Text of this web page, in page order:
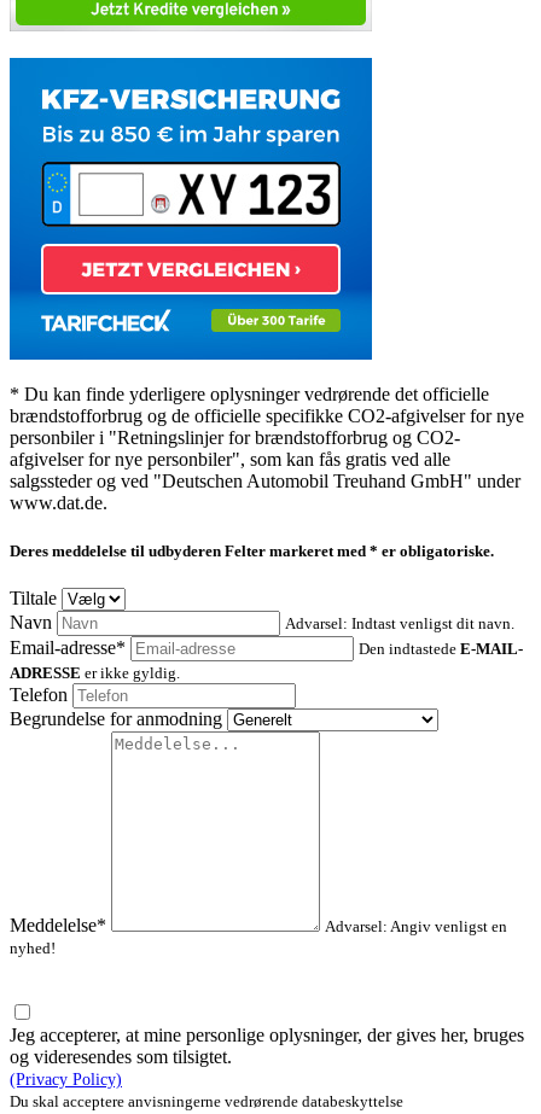
* Du kan finde yderligere oplysninger vedrørende det officielle
brændstofforbrug og de officielle specifikke CO2-afgivelser for nye
personbiler i "Retningslinjer for brændstofforbrug og CO2-
afgivelser for nye personbiler", som kan fås gratis ved alle
salgssteder og ved "Deutschen Automobil Treuhand GmbH" under
www.dat.de.
Deres meddelelse til udbyderen Felter markeret med * er obligatoriske.
Tiltale
Navn
Advarsel: Indtast venligst dit navn.
Email-adresse* Den indtastede E-MAIL-
ADRESSE er ikke gyldig.
Telefon
Begrundelse for anmodning
Meddelelse*
Advarsel: Angiv venligst en
nyhed!
Jeg accepterer, at mine personlige oplysninger, der gives her, bruges
og videresendes som tilsigtet.
(Privacy Policy)
Du skal acceptere anvisningerne vedrørende databeskyttelse